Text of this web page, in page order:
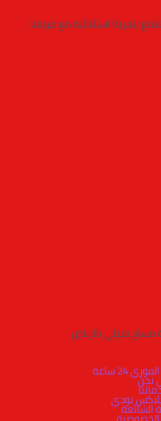
بتجربة استثنائية مع فريقنا
منزلي بالرياض
24 ساعة
نحن
بودي
الشائعة